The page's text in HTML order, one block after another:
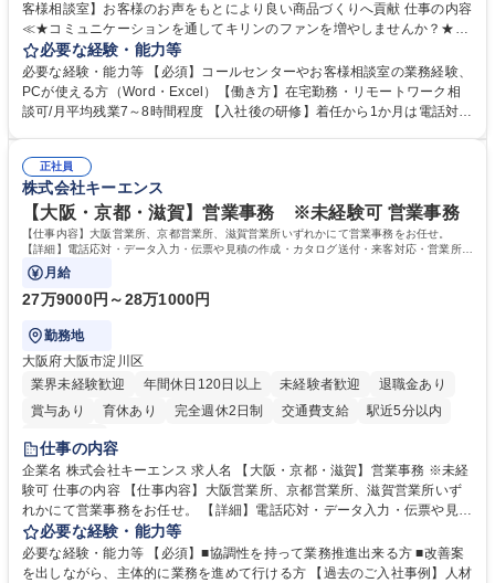
客様相談室】お客様のお声をもとにより良い商品づくりへ貢献 仕事の内容
≪★コミュニケーションを通してキリンのファンを増やしませんか？★≫
お客様のお声をより良い商品づくりに活かしていく上で、窓口となるお客
様相談室でのお仕事です。 日々お客様からいただくキリングループへのご
意見を、企業活動に活かしています。お客様からの声に迅速かつ誠意をも
って対応、情報提供するとともにグループ内活動に反映しています。 【具
平均100件前後■メール・手紙：同上40件前後 募集職種 中野本社【お客様
相談室】お客様のお声をもとにより良い商品づくりへ貢献
必要な経験・能力等
必要な経験・能力等 【必須】コールセンターやお客様相談室の業務経験、
PCが使える方（Word・Excel）【働き方】在宅勤務・リモートワーク相
談可/月平均残業7～8時間程度 【入社後の研修】着任から1か月は電話対応
すのでご安心ください。 【当社について】キリングループの広報機能を担
う会社として、お客様との出会いを大切にし、磨き上げたホスピタリティ
を込めてコミュニケーションをとりながら広報関連業務を行っておりま
す。 学歴・資格 学歴：大学院 大学 高専 短大 専修学校 高校 語学力： 資
格：
正社員
株式会社キーエンス
【大阪・京都・滋賀】営業事務 ※未経験可 営業事務
【仕事内容】大阪営業所、京都営業所、滋賀営業所いずれかにて営業事務をお任せ。
【詳細】電話応対・データ入力・伝票や見積の作成・カタログ送付・来客対応・営業所内
で発生する事務業務や業務改善をお任せ。
月給
27万9000円～28万1000円
勤務地
大阪府大阪市淀川区
業界未経験歓迎
年間休日120日以上 未経験者歓迎
退職金あり
賞与あり
育休あり 完全週休2日制 交通費支給
駅近5分以内
土日祝休み
仕事の内容
企業名 株式会社キーエンス 求人名 【大阪・京都・滋賀】営業事務 ※未経
験可 仕事の内容 【仕事内容】大阪営業所、京都営業所、滋賀営業所いず
れかにて営業事務をお任せ。 【詳細】電話応対・データ入力・伝票や見積
の作成・カタログ送付・来客対応・営業所内で発生する事務業務や業務改
善をお任せ。 【教育制度】ご入社後、育成担当とペアになりながらOJTに
て業務を覚えていただくことが可能です。業務システムがきちんと構築さ
必要な経験・能力等
必要な経験・能力等 【必須】■協調性を持って業務推進出来る方 ■改善案
を出しながら、主体的に業務を進めて行ける方 【過去のご入社事例】人材